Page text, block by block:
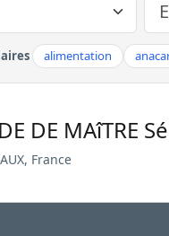
alimentation
DE MAîTRE
France